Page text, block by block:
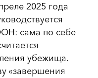
2025 года
сама по себе
убежища.
«завершения